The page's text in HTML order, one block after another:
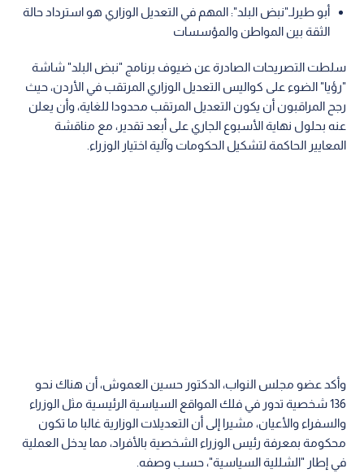
أبو طيرلـ"نبض البلد": المهم في التعديل الوزاري هو استرداد حالة
الثقة بين المواطن والمؤسسات
سلطت التصريحات الصادرة عن ضيوف برنامج "نبض البلد" شاشة
"رؤيا" الضوء على كواليس التعديل الوزاري المرتقب في الأردن، حيث
رجح المراقبون أن يكون التعديل المرتقب محدودا للغاية، وأن يعلن
عنه بحلول نهاية الأسبوع الجاري على أبعد تقدير، مع مناقشة
المعايير الحاكمة لتشكيل الحكومات وآلية اختيار الوزراء.
وأكد عضو مجلس النواب، الدكتور حسين العموش، أن هناك نحو
136 شخصية تدور في فلك المواقع السياسية الرئيسية مثل الوزراء
والسفراء والأعيان، مشيرا إلى أن التعديلات الوزارية غالبا ما تكون
محكومة بمعرفة رئيس الوزراء الشخصية بالأفراد، مما يدخل العملية
في إطار "الشللية السياسية"، حسب وصفه.